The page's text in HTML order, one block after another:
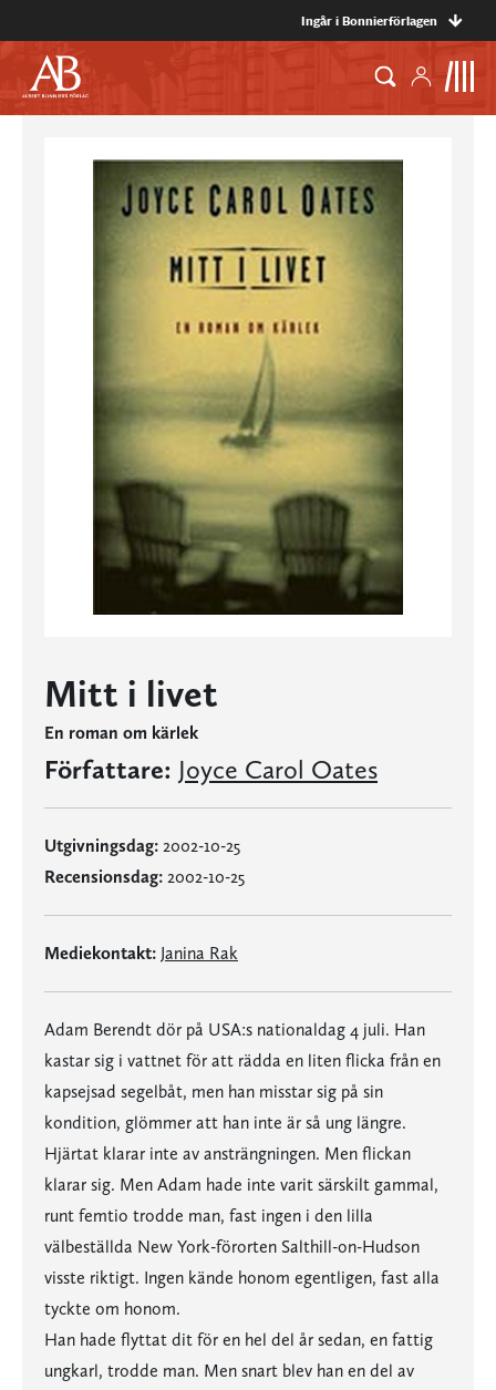
Ingår i Bonnierförlagen
Mitt i livet
En roman om kärlek
Författare: Joyce Carol Oates
Utgivningsdag: 2002-10-25
Recensionsdag: 2002-10-25
Mediekontakt: Janina Rak
Adam Berendt dör på USA:s nationaldag 4 juli. Han
kastar sig i vattnet för att rädda en liten flicka från en
kapsejsad segelbåt, men han misstar sig på sin
kondition, glömmer att han inte är så ung längre.
Hjärtat klarar inte av ansträngningen. Men flickan
klarar sig. Men Adam hade inte varit särskilt gammal,
runt femtio trodde man, fast ingen i den lilla
välbeställda New York-förorten Salthill-on-Hudson
visste riktigt. Ingen kände honom egentligen, fast alla
tyckte om honom.
Han hade flyttat dit för en hel del år sedan, en fattig
ungkarl, trodde man. Men snart blev han en del av